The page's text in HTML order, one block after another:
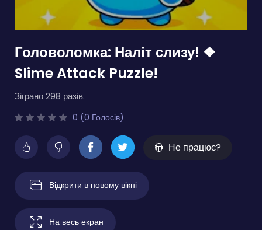
Головоломка: Наліт слизу! ❖
Slime Attack Puzzle!
Зіграно 298 разів.
0 (0 Голосів)
Не працює?
Відкрити в новому вікні
На весь екран